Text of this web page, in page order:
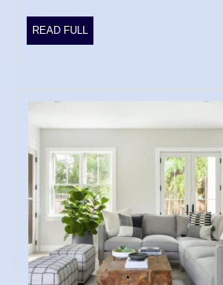
READ FULL
FULL